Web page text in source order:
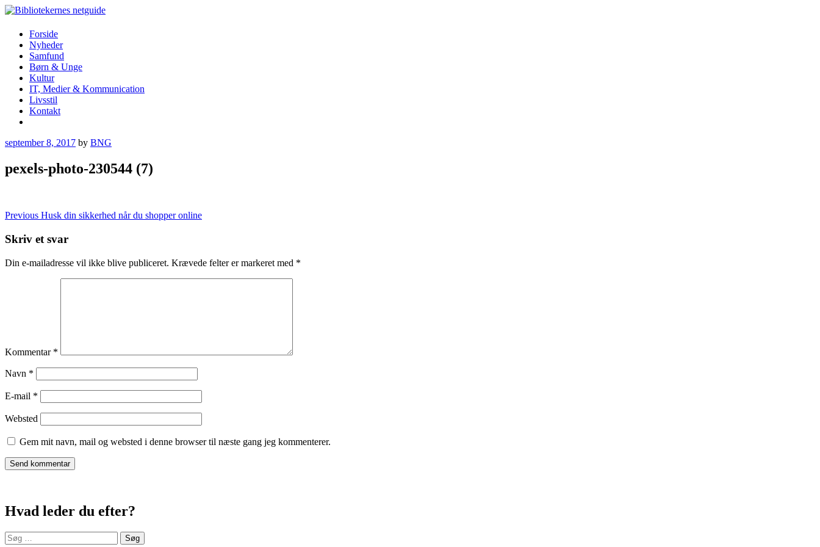
Skip
content
Bibliotekernes netguide
Forside
Nyheder
Samfund
Børn & Unge
Kultur
IT, Medier & Kommunication
Livsstil
Kontakt
september 8, 2017 by BNG
pexels-photo-230544 (7)
Indlægsnavigation
Previous Husk din sikkerhed når du shopper online
Skriv et svar
Din e-mailadresse vil ikke blive publiceret. Krævede felter er markeret med *
Kommentar *
Navn *
E-mail *
Websted
Gem mit navn, mail og websted i denne browser til næste gang jeg kommenterer.
Hvad leder du efter?
Søg